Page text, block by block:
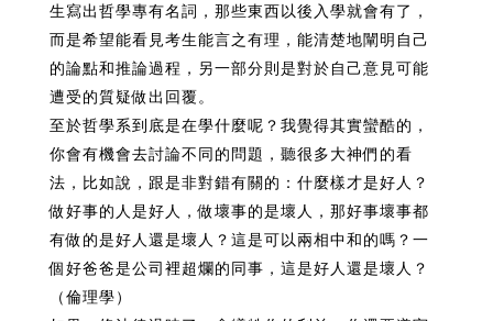
生寫出哲學專有名詞，那些東西以後入學就會有了，
而是希望能看見考生能言之有理，能清楚地闡明自己
的論點和推論過程，另一部分則是對於自己意見可能
遭受的質疑做出回覆。
至於哲學系到底是在學什麼呢？我覺得其實蠻酷的，
你會有機會去討論不同的問題，聽很多大神們的看
法，比如說，跟是非對錯有關的：什麼樣才是好人？
做好事的人是好人，做壞事的是壞人，那好事壞事都
有做的是好人還是壞人？這是可以兩相中和的嗎？一
個好爸爸是公司裡超爛的同事，這是好人還是壞人？
（倫理學）